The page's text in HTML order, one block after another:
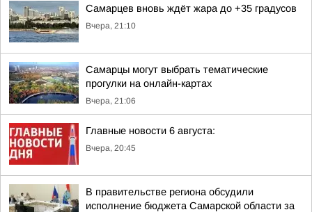
Самарцев вновь ждёт жара до +35 градусов
Вчера, 21:10
Самарцы могут выбрать тематические
прогулки на онлайн-картах
Вчера, 21:06
Главные новости 6 августа:
Вчера, 20:45
В правительстве региона обсудили
исполнение бюджета Самарской области за